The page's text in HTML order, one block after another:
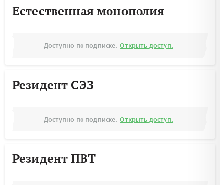
Естественная монополия
Доступно по подписке. Открыть доступ.
Резидент СЭЗ
Доступно по подписке. Открыть доступ.
Резидент ПВТ